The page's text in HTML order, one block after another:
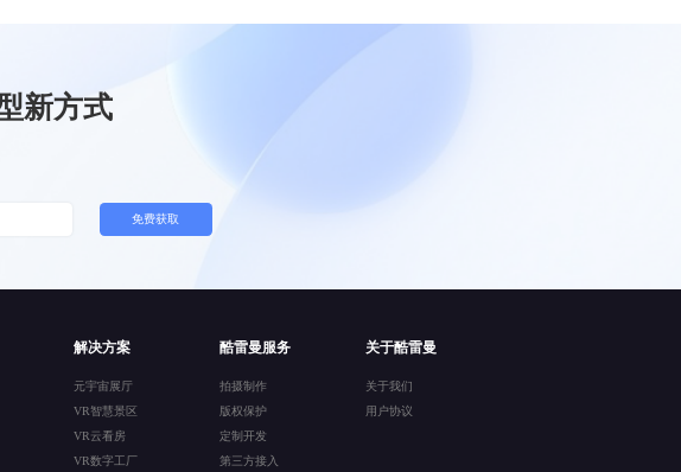
新方式
免费获取
解决方案
元宇宙展厅
VR智慧景区
VR云看房
VR数字工厂
酷雷曼服务
拍摄制作
版权保护
定制开发
第三方接入
关于酷雷曼
关于我们
用户协议